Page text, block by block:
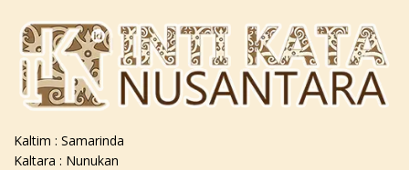
Kaltim : Samarinda
Kaltara : Nunukan